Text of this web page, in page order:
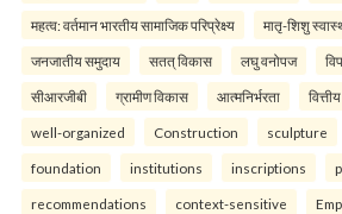
महत्व: वर्तमान भारतीय सामाजिक परिप्रेक्ष्य मातृ-शिशु
जनजातीय समुदाय सतत् विकास लघु वनोपज
सीआरजीबी ग्रामीण विकास आत्मनिर्भरता
well-organized Construction sculpture
foundation institutions inscriptions
recommendations context-sensitive